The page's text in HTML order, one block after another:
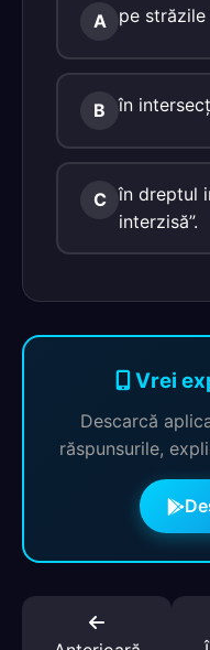
A pe străzile
B în
C în dreptul
interzisă”.
Vrei
Descarcă
răspunsurile,